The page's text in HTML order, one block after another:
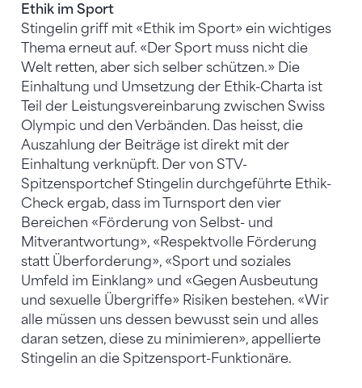
Ethik im Sport
Stingelin griff mit «Ethik im Sport» ein wichtiges
Thema erneut auf. «Der Sport muss nicht die
Welt retten, aber sich selber schützen.» Die
Einhaltung und Umsetzung der Ethik-Charta ist
Teil der Leistungsvereinbarung zwischen Swiss
Olympic und den Verbänden. Das heisst, die
Auszahlung der Beiträge ist direkt mit der
Einhaltung verknüpft. Der von STV-
Spitzensportchef Stingelin durchgeführte Ethik-
Check ergab, dass im Turnsport den vier
Bereichen «Förderung von Selbst- und
Mitverantwortung», «Respektvolle Förderung
statt Überforderung», «Sport und soziales
Umfeld im Einklang» und «Gegen Ausbeutung
und sexuelle Übergriffe» Risiken bestehen. «Wir
alle müssen uns dessen bewusst sein und alles
daran setzen, diese zu minimieren», appellierte
Stingelin an die Spitzensport-Funktionäre.